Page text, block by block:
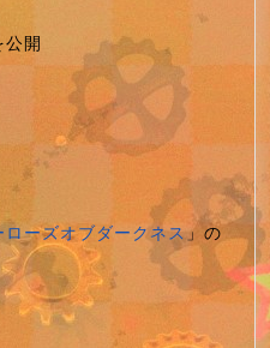
開
ーズオブダークネス」の